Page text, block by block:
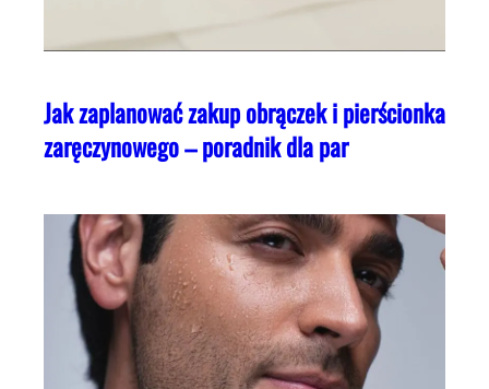
Jak zaplanować zakup obrączek i pierścionka
zaręczynowego – poradnik dla par